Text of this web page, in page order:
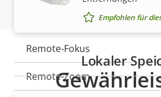
Eigentumsbeschreibung
Remote-Fokus
Remote-Zoom
Empfohlen für
Lokaler